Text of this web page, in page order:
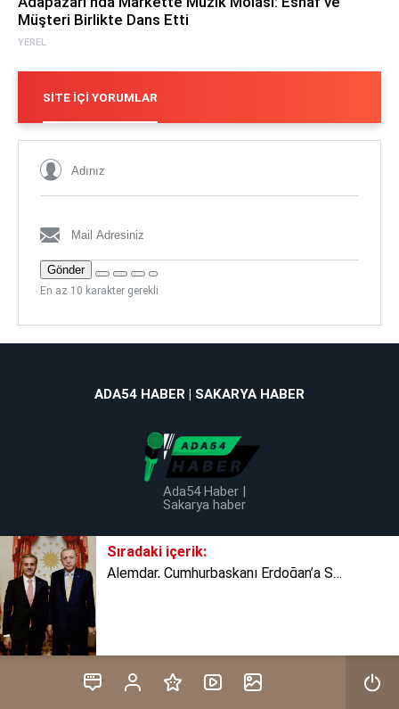
Sıradaki içerik:
Alemdar, Cumhurbaşkanı Erdoğan’a Sakarya’daki projeleri anlattı
YEREL
Müşteri Birlikte Dans Etti
SITE İÇI YORUMLAR
Gönder
En az 10 karakter gerekli
ADA54 HABER | SAKARYA HABER
Ada54 Haber |
Sakarya haber
Tüm Hakkı Saklıdır © 2025 TB Haber Medya